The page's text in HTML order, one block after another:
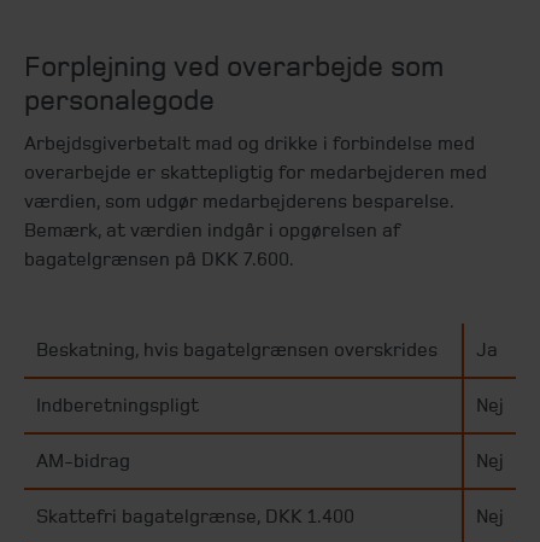
Forplejning ved overarbejde som
personalegode
Arbejdsgiverbetalt mad og drikke i forbindelse med
overarbejde er skattepligtig for medarbejderen med
værdien, som udgør medarbejderens besparelse.
Bemærk, at værdien indgår i opgørelsen af
bagatelgrænsen på DKK 7.600.
Beskatning, hvis bagatelgrænsen overskrides Ja
Indberetningspligt Nej
AM-bidrag Nej
Skattefri bagatelgrænse, DKK 1.400 Nej